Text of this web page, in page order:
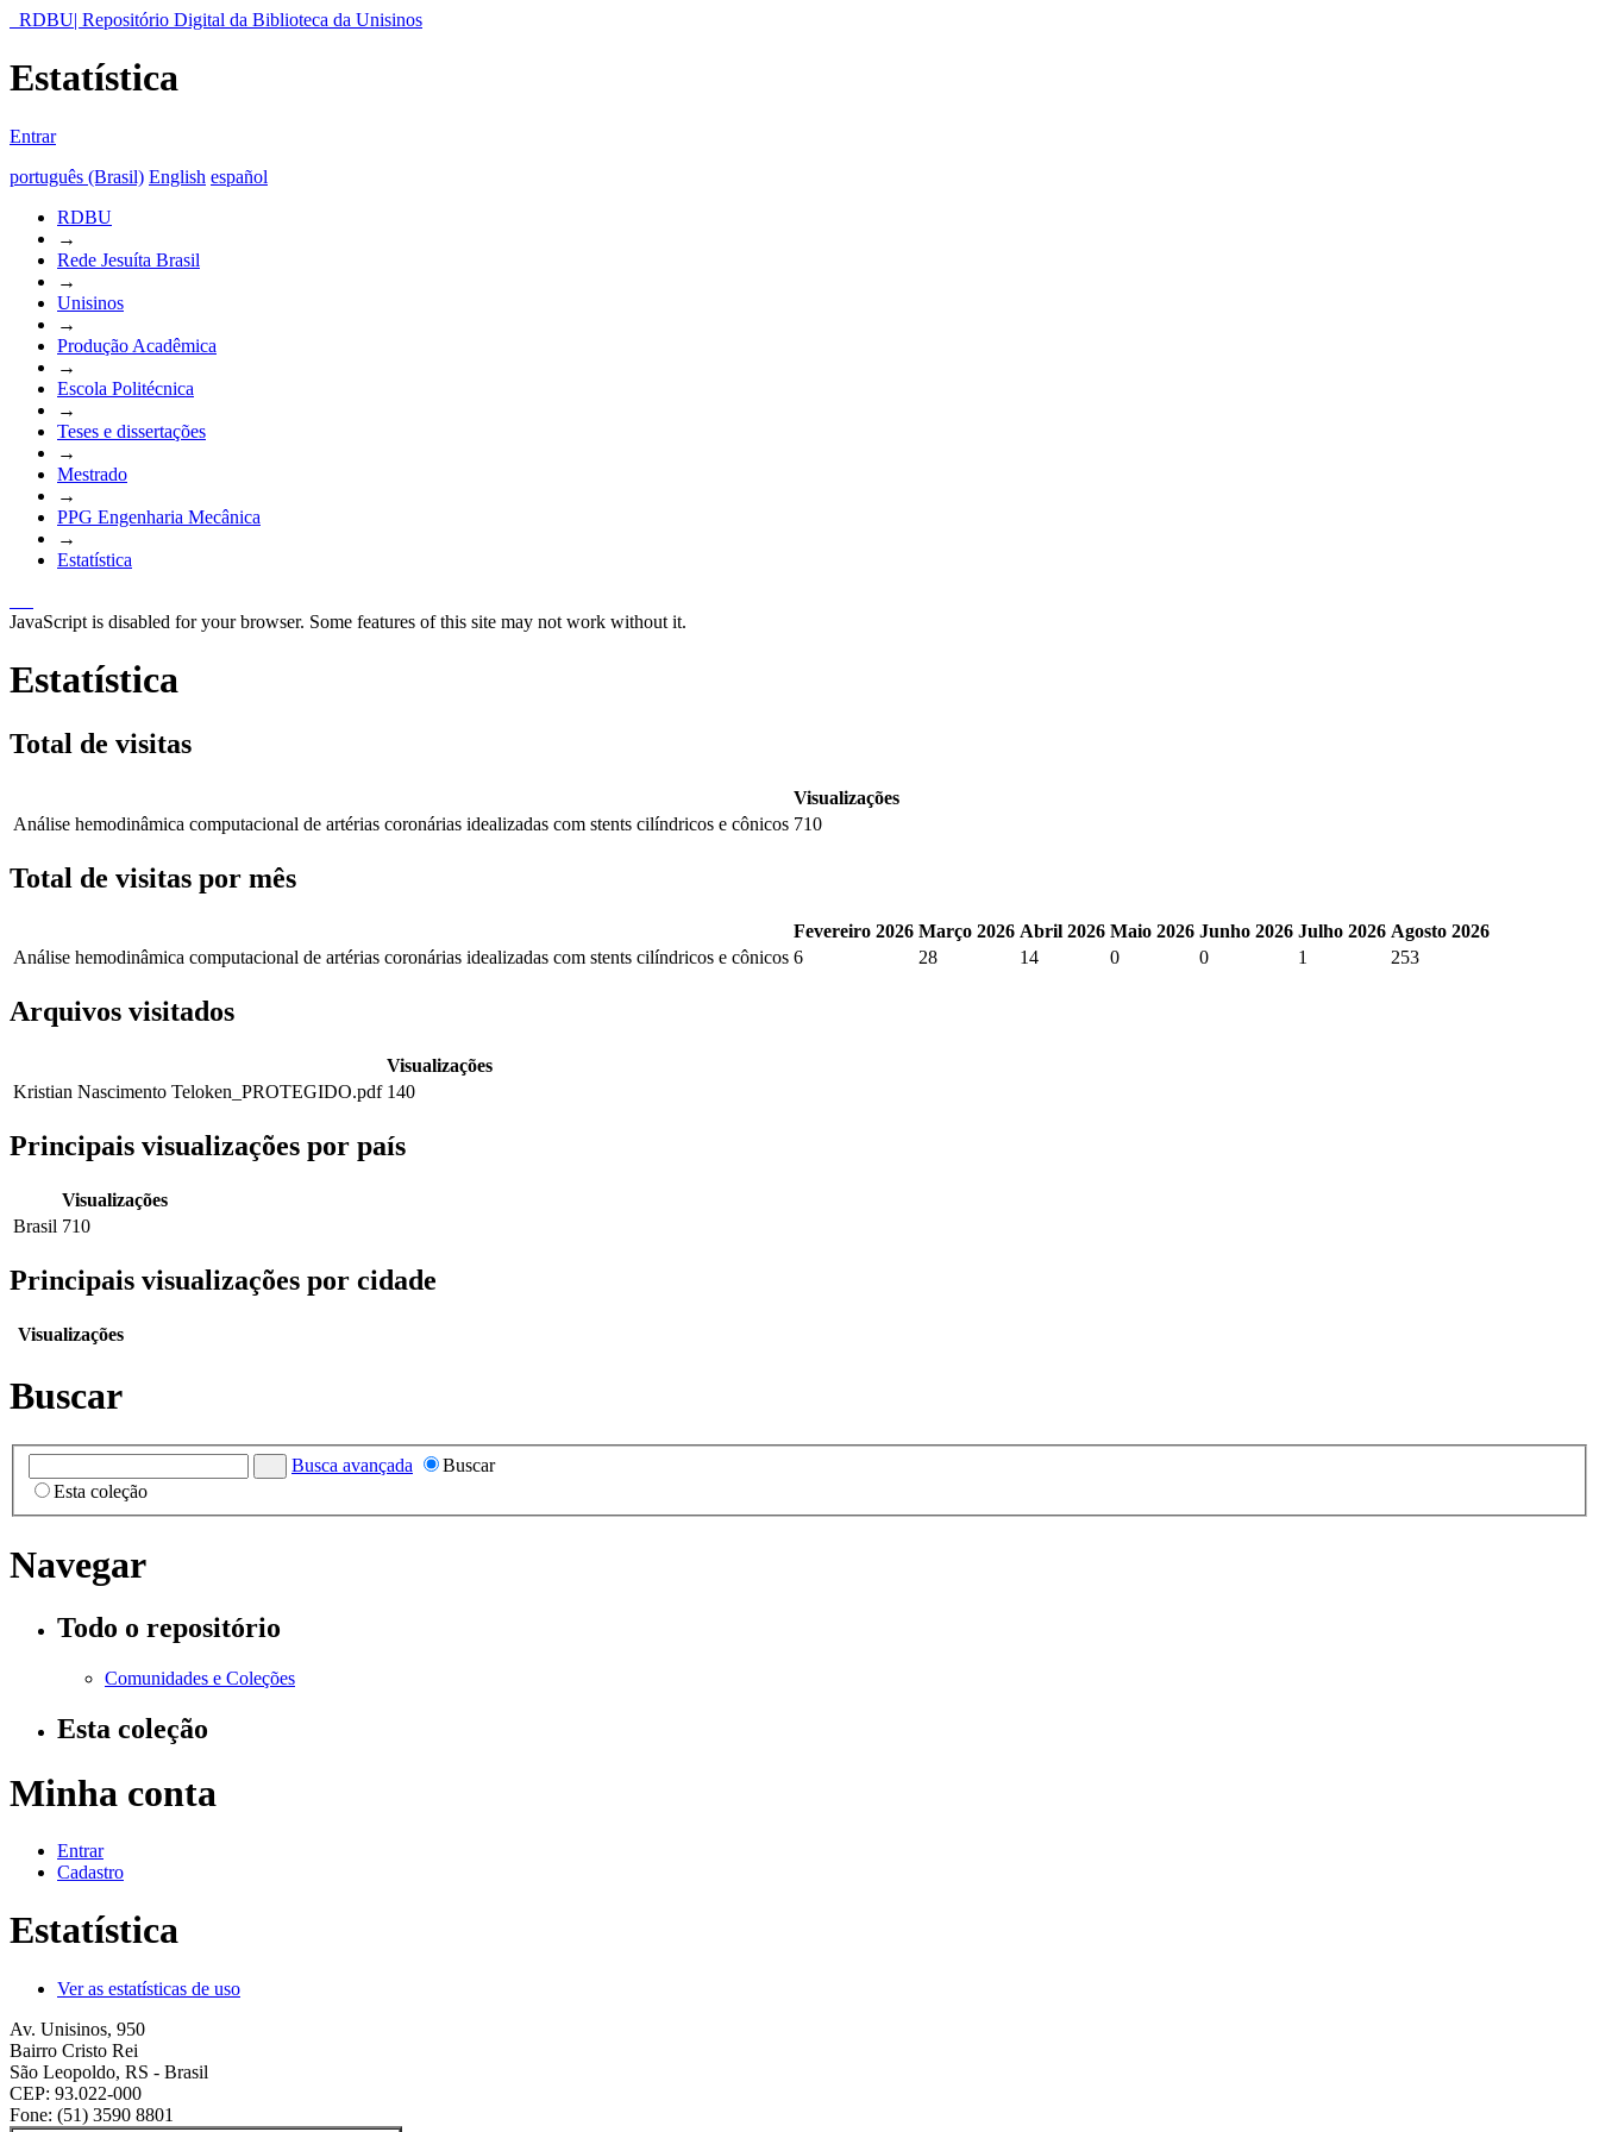
RDBU| Repositório Digital da Biblioteca da Unisinos
Estatística
Entrar
português (Brasil) English español
RDBU
→
Rede Jesuíta Brasil
→
Unisinos
→
Produção Acadêmica
→
Escola Politécnica
→
Teses e dissertações
→
Mestrado
→
PPG Engenharia Mecânica
→
Estatística
JavaScript is disabled for your browser. Some features of this site may not work without it.
Estatística
Total de visitas
Visualizações
Análise hemodinâmica computacional de artérias coronárias idealizadas com stents cilíndricos e cônicos 710
Total de visitas por mês
Fevereiro 2026 Março 2026 Abril 2026 Maio 2026 Junho 2026 Julho 2026 Agosto 2026
Análise hemodinâmica computacional de artérias coronárias idealizadas com stents cilíndricos e cônicos 6 28 14 0 0 1 253
Arquivos visitados
Visualizações
Kristian Nascimento Teloken_PROTEGIDO.pdf 140
Principais visualizações por país
Visualizações
Brasil 710
Principais visualizações por cidade
Visualizações
Buscar
Busca avançada
Buscar
Esta coleção
Navegar
Todo o repositório
Comunidades e Coleções
Esta coleção
Minha conta
Entrar
Cadastro
Estatística
Ver as estatísticas de uso
Av. Unisinos, 950
Bairro Cristo Rei
São Leopoldo, RS - Brasil
CEP: 93.022-000
Fone: (51) 3590 8801